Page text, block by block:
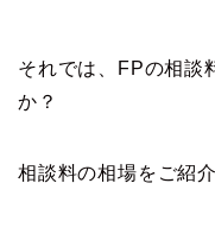
それでは、FPの相談
か？
相談料の相場をご紹介